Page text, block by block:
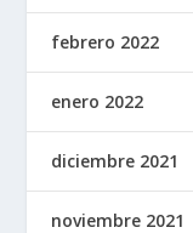
febrero 2022
enero 2022
diciembre 2021
noviembre 2021